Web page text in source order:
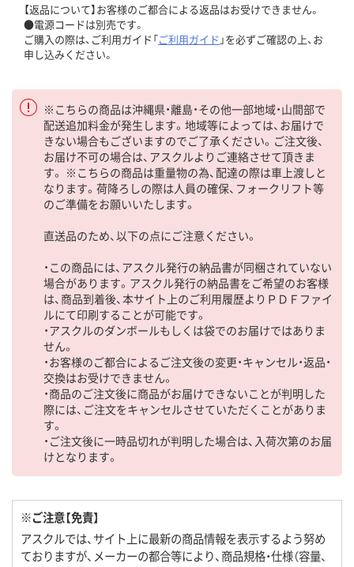
【返品について】お客様のご都合による返品はお受けできません。
●電源コードは別売です。
ご購入の際は、ご利用ガイド「ご利用ガイド 」を必ずご確認の上、お
申し込みください。
※こちらの商品は沖縄県・離島・その他一部地域・山間部で
配送追加料金が発生します。地域等によっては、お届けで
きない場合もございますのでご了承ください。ご注文後、
お届け不可の場合は、アスクルよりご連絡させて頂きま
す。 ※こちらの商品は重量物の為、配達の際は車上渡しと
なります。荷降ろしの際は人員の確保、フォークリフト等
のご準備をお願いいたします。
直送品のため、以下の点にご注意ください。
・この商品には、アスクル発行の納品書が同梱されていない
場合があります。アスクル発行の納品書をご希望のお客様
は、商品到着後、本サイト上のご利用履歴よりＰＤＦファイ
ルにて印刷することが可能です。
・アスクルのダンボールもしくは袋でのお届けではありま
せん。
・お客様のご都合によるご注文後の変更・キャンセル・返品・
交換はお受けできません。
・商品のご注文後に商品がお届けできないことが判明した
際には、ご注文をキャンセルさせていただくことがありま
す。
・ご注文後に一時品切れが判明した場合は、入荷次第のお届
けとなります。
※ご注意【免責】
アスクルでは、サイト上に最新の商品情報を表示するよう努め
ておりますが、メーカーの都合等により、商品規格・仕様（容量、